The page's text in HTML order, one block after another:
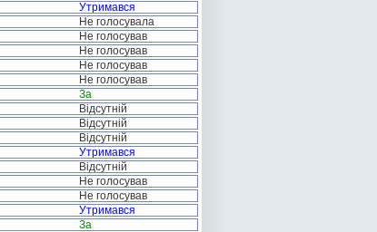
Утримався
Не голосувала
Не голосував
Не голосував
Не голосував
Не голосував
За
Відсутній
Відсутній
Відсутній
Утримався
Відсутній
Не голосував
Не голосував
Утримався
За